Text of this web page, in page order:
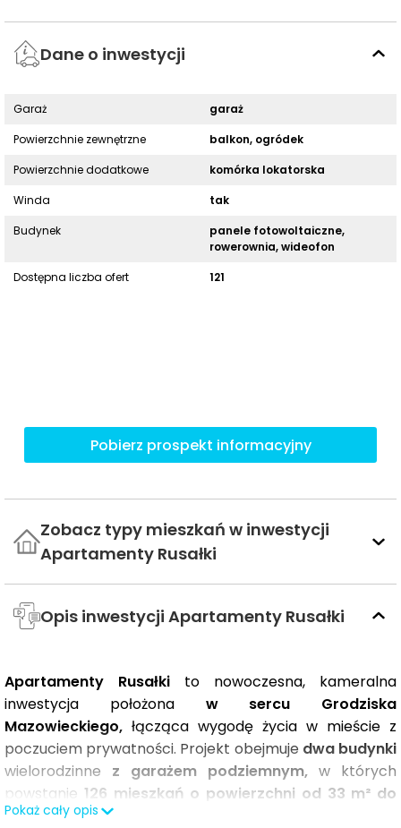
Dane o inwestycji
Garaż
garaż
Powierzchnie zewnętrzne
balkon, ogródek
Powierzchnie dodatkowe
komórka lokatorska
Winda
tak
Budynek
panele fotowoltaiczne,
rowerownia, wideofon
Dostępna liczba ofert
121
Pobierz prospekt informacyjny
Zobacz typy mieszkań w inwestycji
Apartamenty Rusałki
Opis inwestycji Apartamenty Rusałki
Apartamenty Rusałki to nowoczesna, kameralna
inwestycja położona w sercu Grodziska
Mazowieckiego, łącząca wygodę życia w mieście z
poczuciem prywatności. Projekt obejmuje dwa budynki
wielorodzinne z garażem podziemnym, w których
powstanie 126 mieszkań o powierzchni od 33 m² do
60 m².Zróżnicowane metraże i przemyślane układy
Pokaż cały opis